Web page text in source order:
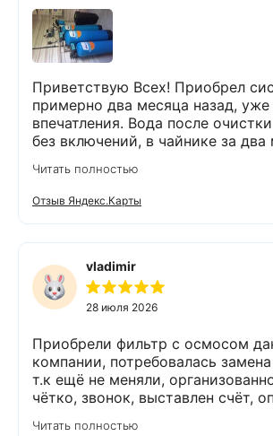
Приветствую Всех! Приобрел систему
примерно два месяца назад, уже есть
впечатления. Вода после очистки без запаха,
без включений, в чайнике за два
работает. Оборудование,
размеры, поставили компактно,
было. Спасибо Экодару за
Читать полностью
Отзыв Яндекс.Карты
vladimir
28 июля 2026
Приобрели фильтр с осмосом
компании, потребовалась
т.к ещё не меняли,
чётко, звонок, выставлен счёт,
Читать полностью